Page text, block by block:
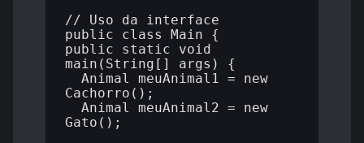
// Uso da interface
public class Main {
public static void
main(String[] args) {
Animal meuAnimal1 = new
Cachorro();
Animal meuAnimal2 = new
Gato();